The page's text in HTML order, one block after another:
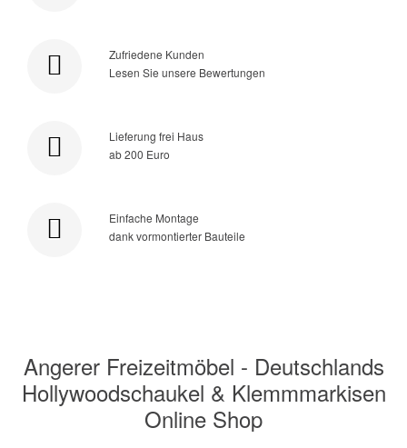
Zufriedene Kunden
Lesen Sie unsere Bewertungen
Lieferung frei Haus
ab 200 Euro
Einfache Montage
dank vormontierter Bauteile
Angerer Freizeitmöbel - Deutschlands
Hollywoodschaukel & Klemmmarkisen
Online Shop